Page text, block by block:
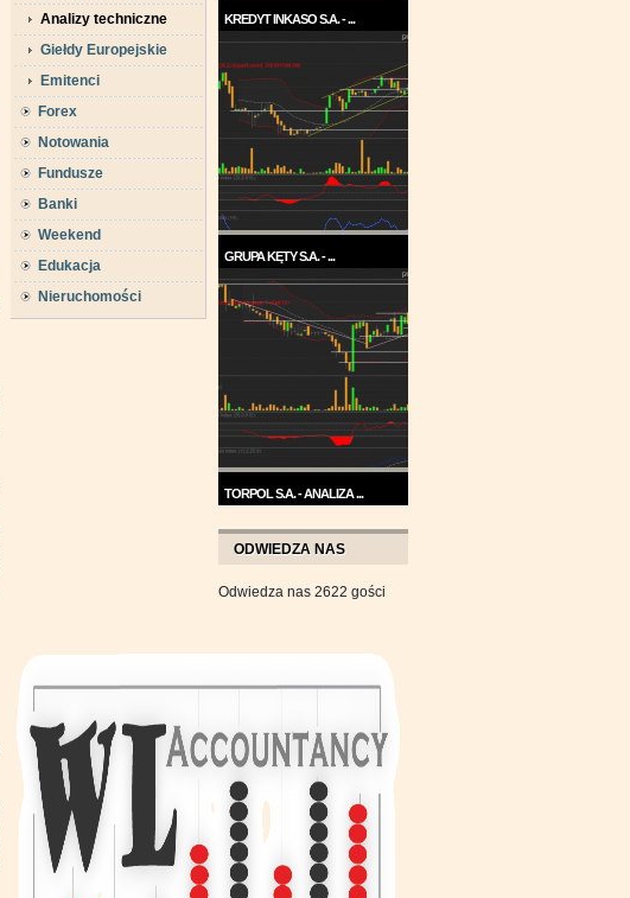
Analizy techniczne
Giełdy Europejskie
Emitenci
Forex
Notowania
Fundusze
Banki
Weekend
Edukacja
Nieruchomości
KREDYT INKASO S.A. - ...
każdym razie w ...
GRUPA KĘTY S.A. - ...
Trend na wykresie Grupy Kęty
jest wzrostowy. ...
TORPOL S.A. - ANALIZA ...
września wykres Torpolu ...
ODWIEDZA NAS
Odwiedza nas 2622 gości